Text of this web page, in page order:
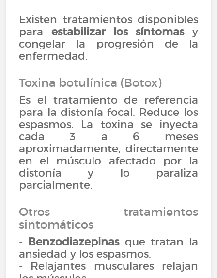
Existen tratamientos disponibles
para estabilizar los síntomasy
congelar la progresión de la
enfermedad.
Toxina botulínica (Botox)
Es el tratamiento de referencia
para la distonía focal. Reduce los
espasmos. La toxina se inyecta
cada 3 a 6 meses
aproximadamente, directamente
en el músculo afectado por la
distonía y lo paraliza
parcialmente.
Otros tratamientos
sintomáticos
- Benzodiazepinasque tratan la
ansiedad y los espasmos.
- Relajantes musculares relajan